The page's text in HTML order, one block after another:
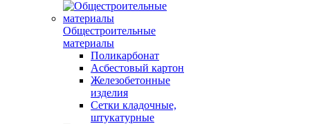
Общестроительные
материалы
Поликарбонат
Асбестовый картон
Железобетонные
изделия
Сетки кладочные,
штукатурные